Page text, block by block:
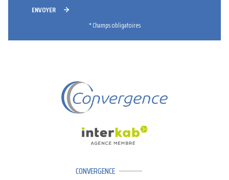
ENVOYER
* Champs obligatoires
CONVERGENCE